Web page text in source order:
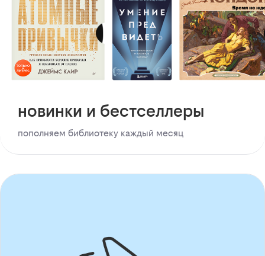
новинки и бестселлеры
пополняем библиотеку каждый месяц